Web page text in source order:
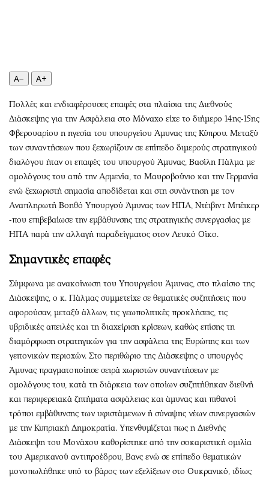
Πολιτισμός
Θέατρο-Χορός
Μουσική
Βιβλίο
Χειρόγραφα
Podcasts
Uncut
Προσφορές
Προσωπικότητες στην ''Κ''
Επιστολές
A− A+
Πολλές και ενδιαφέρουσες επαφές στα πλαίσια της Διεθνούς
Διάσκεψης για την Ασφάλεια στο Μόναχο είχε το διήμερο 14ης-15ης
Φβερουαρίου η ηγεσία του υπουργείου Άμυνας της Κύπρου. Μεταξύ
των συναντήσεων που ξεχωρίζουν σε επίπεδο διμερούς στρατηγικού
διαλόγου ήταν οι επαφές του υπουργού Άμυνας, Βασίλη Πάλμα με
ομολόγους του από την Αρμενία, το Μαυροβούνιο και την Γερμανία
ενώ ξεχωριστή σημασία αποδίδεται και στη συνάντηση με τον
Αναπληρωτή Βοηθό Υπουργού Άμυνας των ΗΠΑ, Ντέιβιντ Μπέικερ
-που επιβεβαίωσε την εμβάθυνσης της στρατηγικής συνεργασίας με
ΗΠΑ παρά την αλλαγή παραδείγματος στον Λευκό Οίκο.
Σημαντικές επαφές
Σύμφωνα με ανακοίνωση του Υπουργείου Άμυνας, στο πλαίσιο της
Διάσκεψης, ο κ. Πάλμας συμμετείχε σε θεματικές συζητήσεις που
αφορούσαν, μεταξύ άλλων, τις γεωπολιτικές προκλήσεις, τις
υβριδικές απειλές και τη διαχείριση κρίσεων, καθώς επίσης τη
διαμόρφωση στρατηγικών για την ασφάλεια της Ευρώπης και των
γειτονικών περιοχών. Στο περιθώριο της Διάσκεψης ο υπουργός
Άμυνας πραγματοποίησε σειρά χωριστών συναντήσεων με
ομολόγους του, κατά τη διάρκεια των οποίων συζητήθηκαν διεθνή
και περιφερειακά ζητήματα ασφάλειας και άμυνας και πιθανοί
τρόποι εμβάθυνσης των υφιστάμενων ή σύναψης νέων συνεργασιών
με την Κυπριακή Δημοκρατία. Υπενθυμίζεται πως η Διεθνής
Διάσκεψη του Μονάχου καθορίστηκε από την σοκαριστική ομιλία
του Αμερικανού αντιπροέδρου, Βανς ενώ σε επίπεδο θεματικών
μονοπωλήθηκε υπό το βάρος των εξελίξεων στο Ουκρανικό, ιδίως